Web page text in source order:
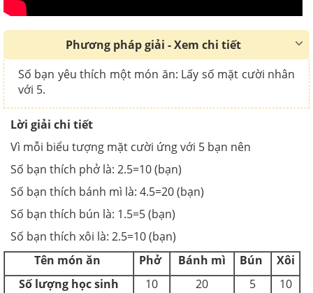
Phương pháp giải - Xem chi tiết
Số bạn yêu thích một món ăn: Lấy số mặt cười nhân
với 5.
Lời giải chi tiết
Vì mỗi biểu tượng mặt cười ứng với 5 bạn nên
Số bạn thích phở là: 2.5=10 (bạn)
Số bạn thích bánh mì là: 4.5=20 (bạn)
Số bạn thích bún là: 1.5=5 (bạn)
Số bạn thích xôi là: 2.5=10 (bạn)
Tên món ăn
Phở Bánh mì Bún
Xôi
Số lượng học sinh
10 20 5 10